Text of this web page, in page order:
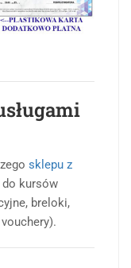
sklepu z
do kursów
breloki,